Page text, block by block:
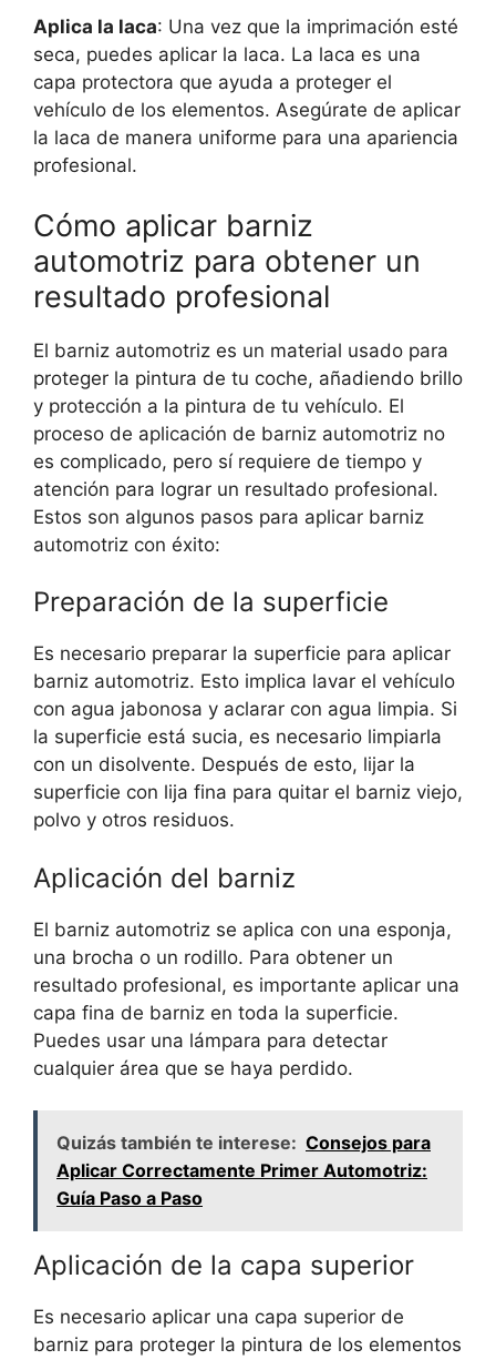
Aplica la laca: Una vez que la imprimación esté
seca, puedes aplicar la laca. La laca es una
capa protectora que ayuda a proteger el
vehículo de los elementos. Asegúrate de aplicar
la laca de manera uniforme para una apariencia
profesional.
Cómo aplicar barniz
automotriz para obtener un
resultado profesional
El barniz automotriz es un material usado para
proteger la pintura de tu coche, añadiendo brillo
y protección a la pintura de tu vehículo. El
proceso de aplicación de barniz automotriz no
es complicado, pero sí requiere de tiempo y
atención para lograr un resultado profesional.
Estos son algunos pasos para aplicar barniz
automotriz con éxito:
Preparación de la superficie
Es necesario preparar la superficie para aplicar
barniz automotriz. Esto implica lavar el vehículo
con agua jabonosa y aclarar con agua limpia. Si
la superficie está sucia, es necesario limpiarla
con un disolvente. Después de esto, lijar la
superficie con lija fina para quitar el barniz viejo,
polvo y otros residuos.
Aplicación del barniz
El barniz automotriz se aplica con una esponja,
una brocha o un rodillo. Para obtener un
resultado profesional, es importante aplicar una
capa fina de barniz en toda la superficie.
Puedes usar una lámpara para detectar
cualquier área que se haya perdido.
Quizás también te interese: Consejos para
Aplicar Correctamente Primer Automotriz:
Guía Paso a Paso
Aplicación de la capa superior
Es necesario aplicar una capa superior de
barniz para proteger la pintura de los elementos